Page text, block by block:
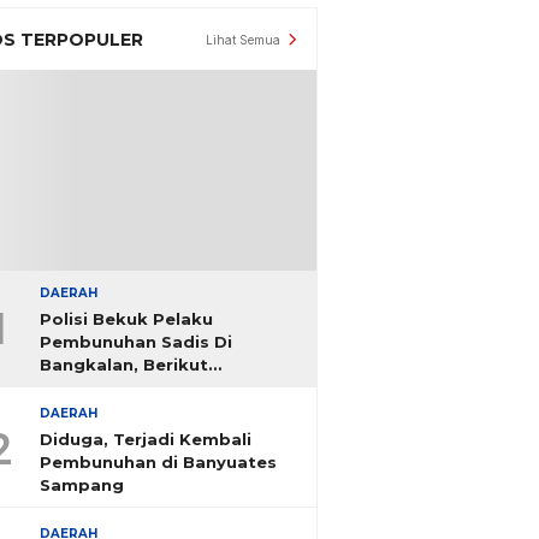
TERPOPULER Lihat Semua
DAERAH
Polisi Bekuk Pelaku
Pembunuhan Sadis Di
Bangkalan, Berikut
DAERAH
Diduga, Terjadi Kembali
Pembunuhan di Banyuates
Sampang
DAERAH